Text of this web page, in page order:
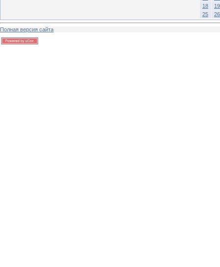
18
19
25
26
Полная версия сайта